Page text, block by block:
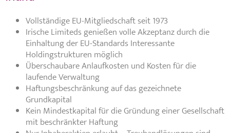
Vollständige EU-Mitgliedschaft seit 1973
Irische Limiteds genießen volle Akzeptanz durch die
Einhaltung der EU-Standards Interessante
Holdingstrukturen möglich
Überschaubare Anlaufkosten und Kosten für die
laufende Verwaltung
Haftungsbeschränkung auf das gezeichnete
Grundkapital
Kein Mindestkapital für die Gründung einer Gesellschaft
mit beschränkter Haftung